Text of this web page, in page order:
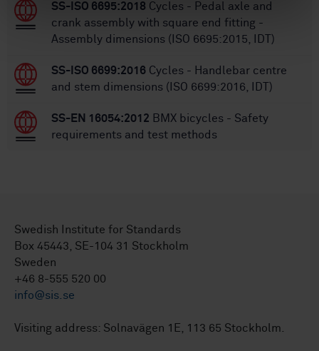
SS-ISO 6695:2018 Cycles - Pedal axle and
crank assembly with square end fitting -
Assembly dimensions (ISO 6695:2015, IDT)
SS-ISO 6699:2016 Cycles - Handlebar centre
and stem dimensions (ISO 6699:2016, IDT)
SS-EN 16054:2012 BMX bicycles - Safety
requirements and test methods
Swedish Institute for Standards
Box 45443, SE-104 31 Stockholm
Sweden
+46 8-555 520 00
info@sis.se
Visiting address: Solnavägen 1E, 113 65 Stockholm.